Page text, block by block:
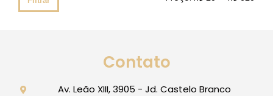
Contato
Av. Leão XIII, 3905 - Jd. Castelo Branco